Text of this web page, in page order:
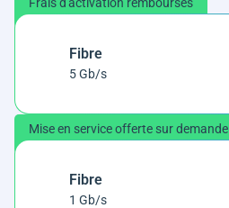
Fibre
5 Gb/s
Mise en service offerte sur demande
Fibre
1 Gb/s